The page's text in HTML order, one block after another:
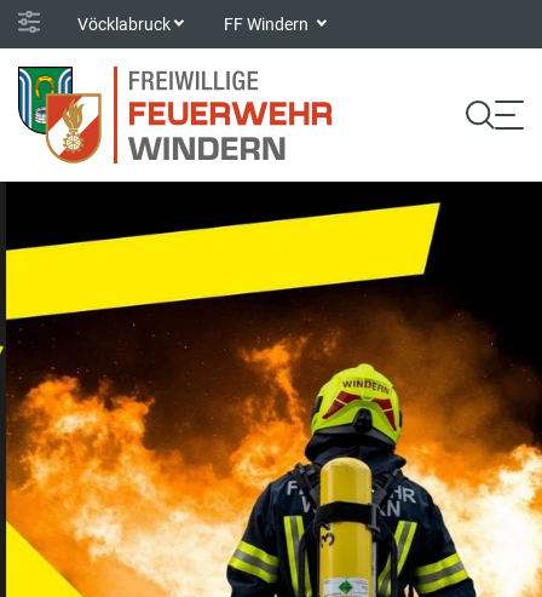
Vöcklabruck FF Windern